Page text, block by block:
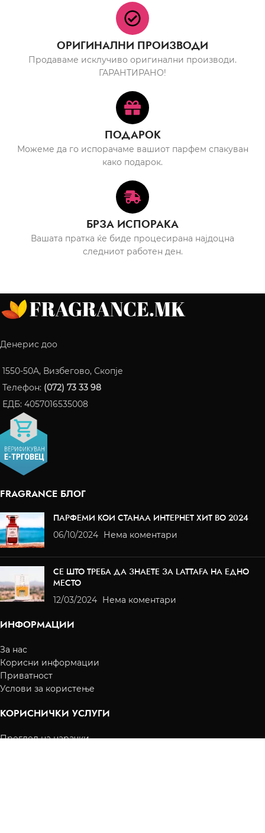
ОРИГИНАЛНИ ПРОИЗВОДИ
Продаваме исклучиво оригинални производи.
ГАРАНТИРАНО!
ПОДАРОК
Можеме да го испорачаме вашиот парфем спакуван
како подарок.
БРЗА ИСПОРАКА
Вашата пратка ќе биде процесирана најдоцна
следниот работен ден.
Денерис доо
1550-50A, Визбегово, Скопје
Телефон: (072) 73 33 98
ЕДБ: 4057016535008
FRAGRANCE БЛОГ
ПАРФЕМИ КОИ СТАНАА ИНТЕРНЕТ ХИТ ВО 2024
06/10/2024 Нема коментари
СЕ ШТО ТРЕБА ДА ЗНАЕТЕ ЗА LATTAFA НА ЕДНО
МЕСТО
12/03/2024 Нема коментари
ИНФОРМАЦИИ
За нас
Корисни информации
Приватност
Услови за користење
КОРИСНИЧКИ УСЛУГИ
Преглед на нарачки